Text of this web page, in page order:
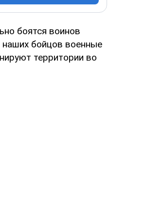
боятся воинов
бойцов военные
территории во